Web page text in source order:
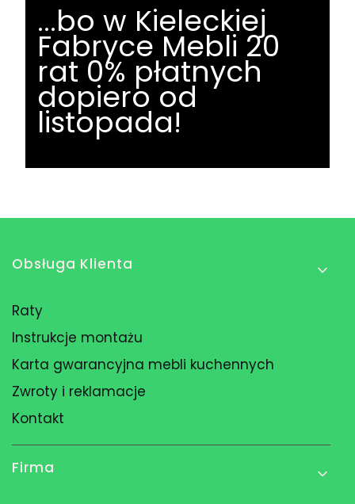
...bo w Kieleckiej
Fabryce Mebli 20
rat 0% płatnych
dopiero od
listopada!
Linki w stopce
Obsługa Klienta
Raty
Instrukcje montażu
Karta gwarancyjna mebli kuchennych
Zwroty i reklamacje
Kontakt
Firma